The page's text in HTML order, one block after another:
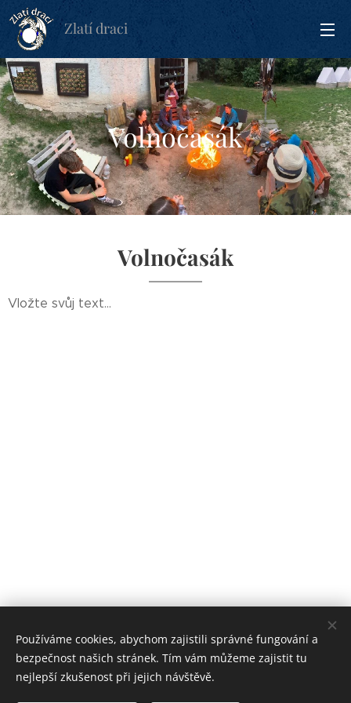
Zlatí draci
Volnočasák
Volnočasák
Vložte svůj text...
Používáme cookies, abychom zajistili správné fungování a
bezpečnost našich stránek. Tím vám můžeme zajistit tu
nejlepší zkušenost při jejich návštěvě.